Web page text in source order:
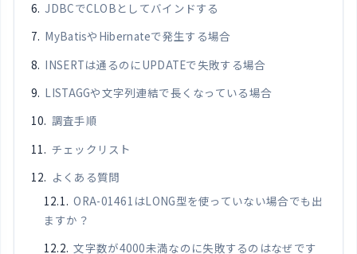
JDBCでCLOBとしてバインドする
MyBatisやHibernateで発生する場合
INSERTは通るのにUPDATEで失敗する場合
LISTAGGや文字列連結で長くなっている場合
調査手順
チェックリスト
よくある質問
ORA-01461はLONG型を使っていない場合でも出
ますか？
文字数が4000未満なのに失敗するのはなぜです